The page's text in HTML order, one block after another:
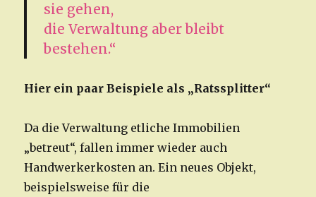
sie gehen,
die Verwaltung aber bleibt
bestehen.“
Hier ein paar Beispiele als „Ratssplitter“
Da die Verwaltung etliche Immobilien
„betreut“, fallen immer wieder auch
Handwerkerkosten an. Ein neues Objekt,
beispielsweise für die